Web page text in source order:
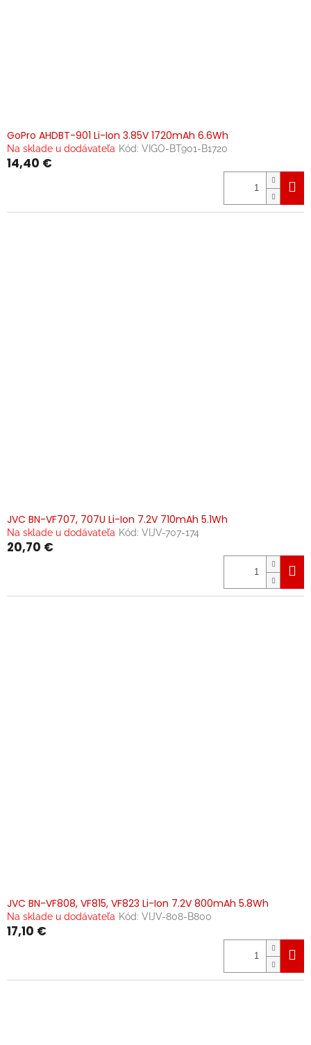
GoPro AHDBT-901 Li-Ion 3.85V 1720mAh 6.6Wh
Na sklade u dodávateľa Kód: VIGO-BT901-B1720
14,40 €
JVC BN-VF707, 707U Li-Ion 7.2V 710mAh 5.1Wh
Na sklade u dodávateľa Kód: VIJV-707-174
20,70 €
JVC BN-VF808, VF815, VF823 Li-Ion 7.2V 800mAh 5.8Wh
Na sklade u dodávateľa Kód: VIJV-808-B800
17,10 €